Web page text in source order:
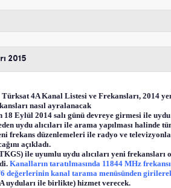
2015
4A Kanal Listesi ve Frekansları, 2014
nasıl ayralanacak
18 Eylül 2014 salı günü devreye girmesi ile
uydu alıcıları ile arama yapılması halinde
frekans düzenlemeleri ile radyo ve
açıkladı.
ile uyumlu uydu alıcıları yeni
Kanalların taratılmasında 11844 MHz
değerlerinin kanal tarama menüsünden
uyduları ile birlikte) hizmet verecek.